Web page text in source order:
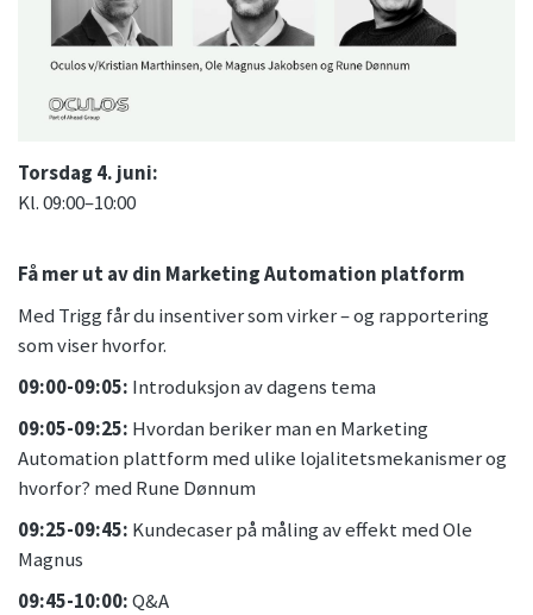
Torsdag 4. juni:
Kl. 09:00–10:00
Få mer ut av din Marketing Automation platform
Med Trigg får du insentiver som virker – og rapportering
som viser hvorfor.
09:00-09:05: Introduksjon av dagens tema
09:05-09:25: Hvordan beriker man en Marketing
Automation plattform med ulike lojalitetsmekanismer og
hvorfor? med Rune Dønnum
09:25-09:45: Kundecaser på måling av effekt med Ole
Magnus
09:45-10:00:Q&A